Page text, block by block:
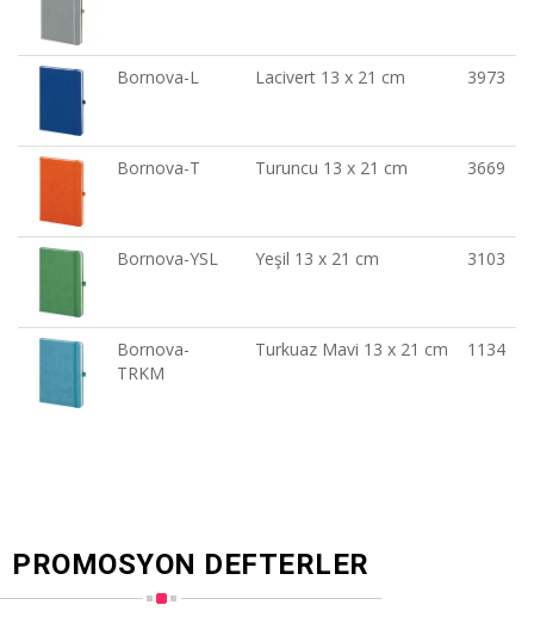
Bornova-L Lacivert 13 x 21 cm 3973
Bornova-T Turuncu 13 x 21 cm 3669
Bornova-YSL Yeşil 13 x 21 cm 3103
Bornova-
TRKM
Turkuaz Mavi 13 x 21 cm 1134
PROMOSYON DEFTERLER